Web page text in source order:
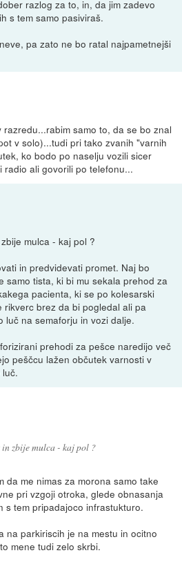
razlog za to, in, da jim zadevo
s tem samo pasiviraš.
pa zato ne bo ratal najpametnejši
samo to, da se bo znal
v solo)...tudi pri tako zvanih "varnih
ko bodo po naselju vozili sicer
ali govorili po telefonu...
mulca - kaj pol ?
in predvidevati promet. Naj bo
samo tista, ki bi mu sekala prehod za
pacienta, ki se po kolesarski
rikverc brez da bi pogledal ali pa
luč na semaforju in vozi dalje.
prehodi za pešce naredijo več
peščcu lažen občutek varnosti v
zbije mulca - kaj pol ?
da me nimas za morona samo take
pri vzgoji otroka, glede obnasanja
s tem pripadajoco infrastukturo.
na parkiriscih je na mestu in ocitno
mene tudi zelo skrbi.